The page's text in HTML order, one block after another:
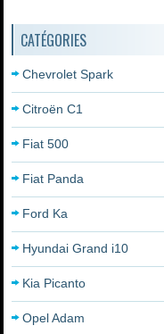
CATÉGORIES
Chevrolet Spark
Citroën C1
Fiat 500
Fiat Panda
Ford Ka
Hyundai Grand i10
Kia Picanto
Opel Adam